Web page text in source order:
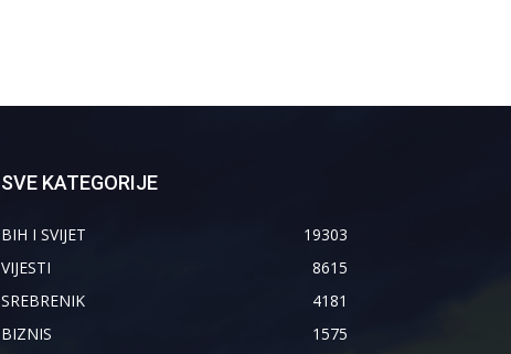
SVE KATEGORIJE
BIH I SVIJET
19303
VIJESTI
8615
SREBRENIK
4181
BIZNIS
1575